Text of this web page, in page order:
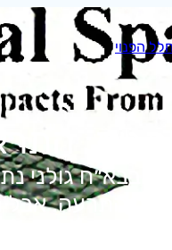
הפנוי
בבא״ח גולני
של התרעה. אבל